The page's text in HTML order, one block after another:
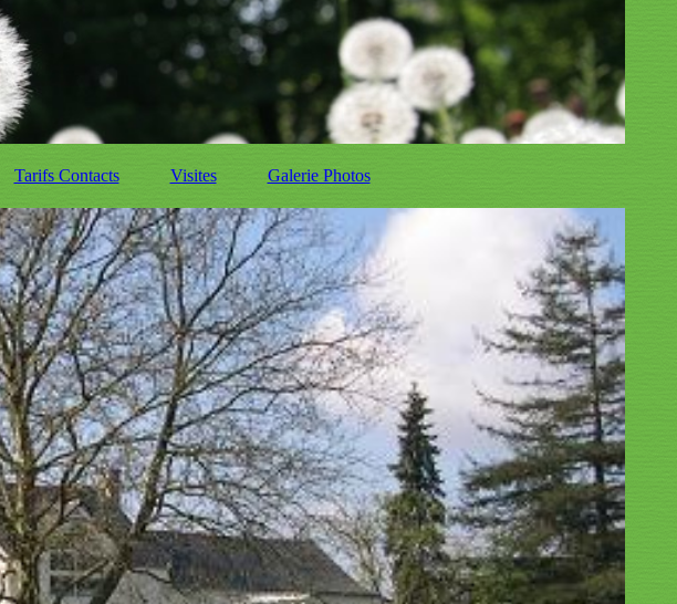
Tarifs Contacts Visites Galerie Photos